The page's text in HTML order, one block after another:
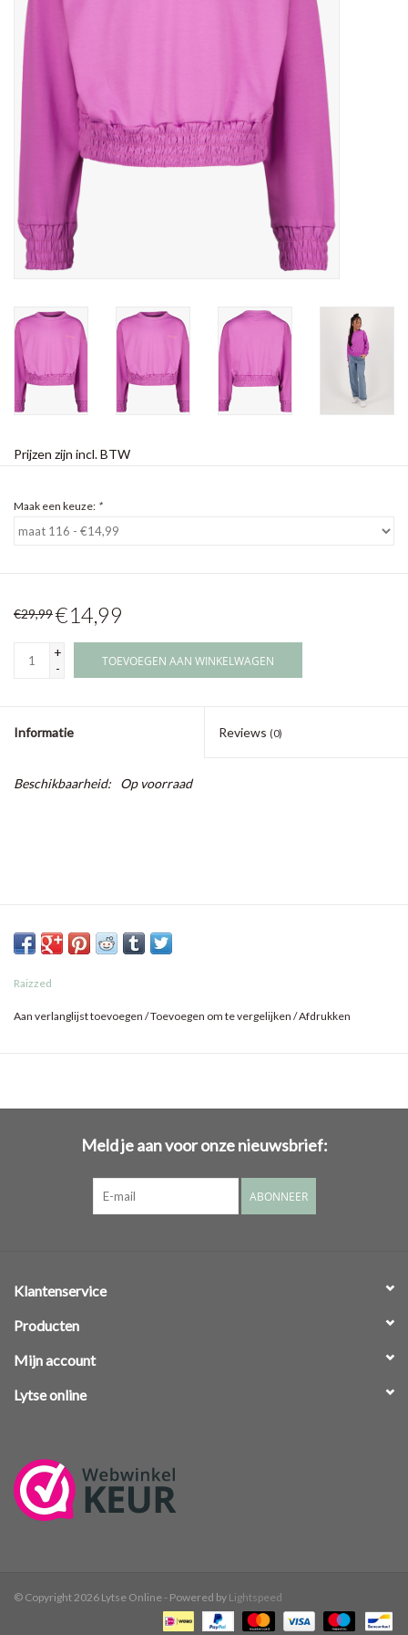
Prijzen zijn incl. BTW
Maak een keuze: *
€29,99€14,99
+
-
TOEVOEGEN AAN WINKELWAGEN
Informatie Reviews (0)
Beschikbaarheid: Op voorraad
Raizzed
Aan verlanglijst toevoegen /Toevoegen om te vergelijken /Afdrukken
Meld je aan voor onze nieuwsbrief:
ABONNEER
Klantenservice
Producten
Mijn account
Lytse online
© Copyright 2026 Lytse Online - Powered by Lightspeed